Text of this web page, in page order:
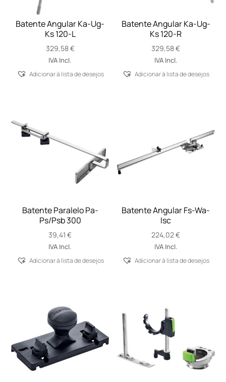
Batente Angular Ka-Ug-
Ks 120-L
329,58€
IVA Incl.
Adicionar á lista de desejos
Batente Angular Ka-Ug-
Ks 120-R
329,58€
IVA Incl.
Adicionar á lista de desejos
Batente Paralelo Pa-
Ps/Psb 300
39,41€
IVA Incl.
Adicionar á lista de desejos
Batente Angular Fs-Wa-
Isc
224,02€
IVA Incl.
Adicionar á lista de desejos